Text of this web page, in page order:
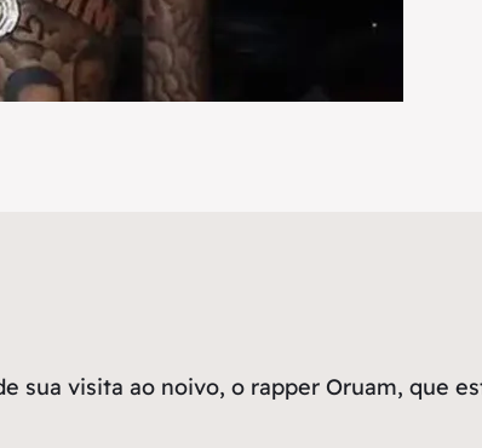
sua visita ao noivo, o rapper Oruam, que